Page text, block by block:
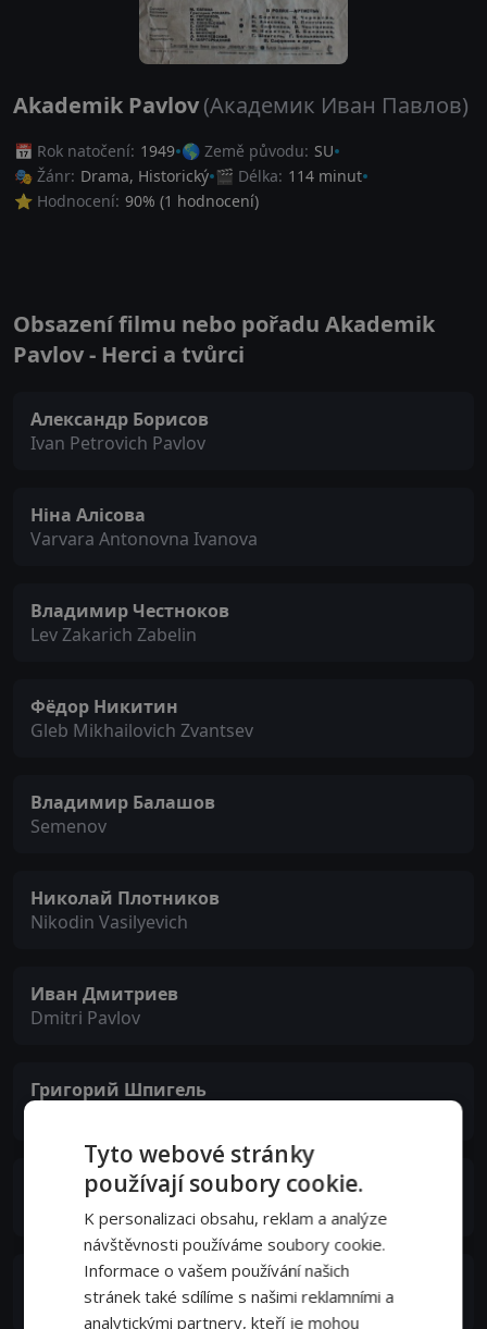
Akademik Pavlov(Академик Иван Павлов)
📅 Rok natočení: 1949 🌎 Země původu: SU
🎭 Žánr: Drama, Historický 🎬 Délka: 114 minut
⭐ Hodnocení: 90% (1 hodnocení)
Obsazení filmu nebo pořadu Akademik
Pavlov - Herci a tvůrci
Александр Борисов
Ivan Petrovich Pavlov
Ніна Алісова
Varvara Antonovna Ivanova
Владимир Честноков
Lev Zakarich Zabelin
Фёдор Никитин
Gleb Mikhailovich Zvantsev
Владимир Балашов
Semenov
Николай Плотников
Nikodin Vasilyevich
Иван Дмитриев
Dmitri Pavlov
Григорий Шпигель
Василий Софронов
Arkip Semyonovich Telegin
Grigori Belinnkevich
Sergei Mironovich Kirov
Tyto webové stránky
používají soubory cookie.
K personalizaci obsahu, reklam a analýze
návštěvnosti používáme soubory cookie.
Informace o vašem používání našich
stránek také sdílíme s našimi reklamními a
analytickými partnery, kteří je mohou